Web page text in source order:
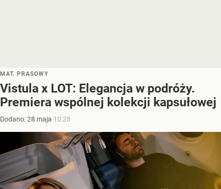
MAT. PRASOWY
Vistula x LOT: Elegancja w podróży.
Premiera wspólnej kolekcji kapsułowej
Dodano:28 maja 10:28